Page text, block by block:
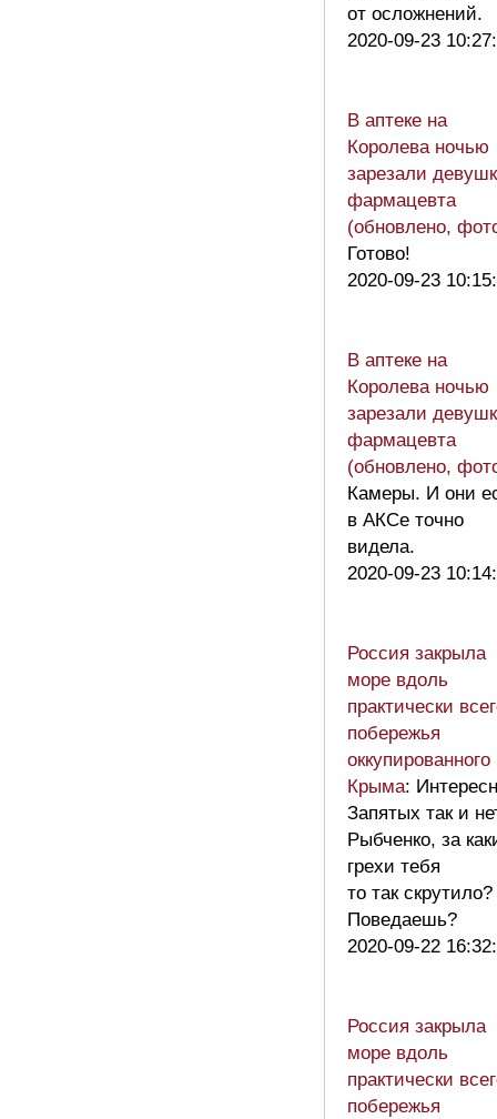
от осложнений.
2020-09-23
В аптеке на
Королева ночью
зарезали
фармацевта
(обновлено,
Готово!
2020-09-23
В аптеке на
Королева ночью
зарезали
фармацевта
(обновлено,
Камеры. И они
в АКСе точно
видела.
2020-09-23
Россия закрыла
море вдоль
практически
побережья
оккупированного
Крыма:
Запятых так и
Рыбченко, за
грехи тебя
то так скрутило?
Поведаешь?
2020-09-22
Россия закрыла
море вдоль
практически
побережья